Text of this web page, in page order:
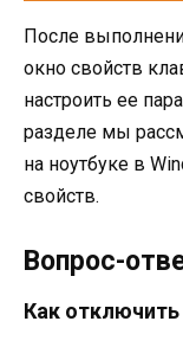
После
окно свойств
настроить ее
разделе мы
на ноутбуке в
свойств.
Вопрос-
Как отключить